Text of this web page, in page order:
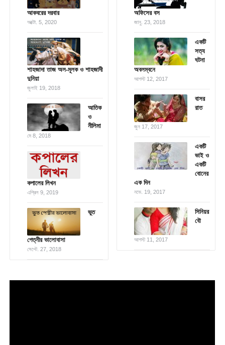
আকবরের দরবার
অক্টো. 5, 2020
শাহজাদা তাজ অল-মূলক ও শাহজাদী
দুনিয়া
জুলাই 19, 2018
আতিক
ও
নীলিমা
মে 8, 2018
কপালের লিখন
এপ্রিল 9, 2019
ভুত
পেত্নীর ভালোবাসা
সেপ্টে. 27, 2018
অফিসের বস
জানু. 23, 2018
একটি
সত্য
ঘটনা
অবলম্বনে
আগস্ট 12, 2017
বাসর
রাত
জুন 17, 2017
একটি
ভাই ও
একটি
বোনের
এক দিন
নভে. 19, 2017
সিনিয়র
বৌ
আগস্ট 11, 2017